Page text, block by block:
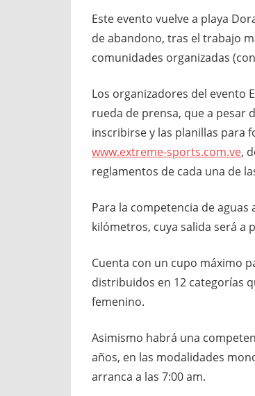
Este evento vuelve a playa
de abandono, tras el trabajo
comunidades organizadas
Los organizadores del evento
rueda de prensa, que a pesar
inscribirse y las planillas para
www.extreme-sports.com.ve,
reglamentos de cada una de
Para la competencia de
kilómetros, cuya salida será a
Cuenta con un cupo máximo
distribuidos en 12 categorías
femenino.
Asimismo habrá una
años, en las modalidades
arranca a las 7:00 am.